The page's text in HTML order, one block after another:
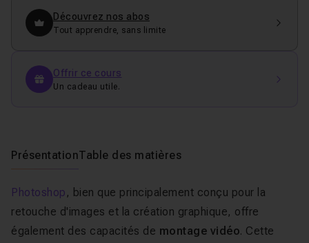
Découvrez nos abos
Tout apprendre, sans limite
Offrir ce cours
Un cadeau utile.
PrésentationTable des matières
Photoshop , bien que principalement conçu pour la
retouche d'images et la création graphique, offre
également des capacités de montage vidéo. Cette